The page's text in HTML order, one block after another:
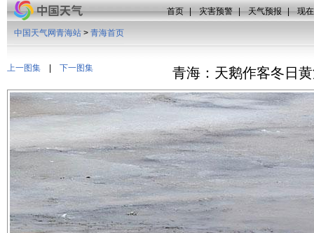
首页 | 灾害预警 | 天气预报 | 现
上一图集 下一图集
中国天气网青海站 > 青海首页
青海：天鹅作客冬日